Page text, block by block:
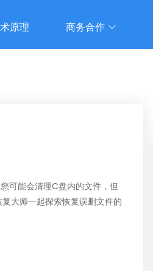
原理 商务合作
可能会清理C盘内的文件，但
大师一起探索恢复误删文件的